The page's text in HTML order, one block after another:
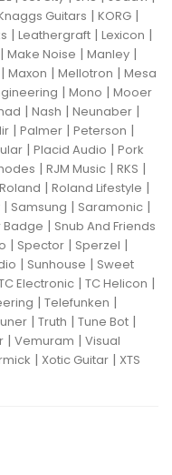
Guitars | KORG |
| Leathergraft | Lexicon |
| Make Noise | Manley |
| Maxon | Mellotron | Mesa
| Mono | Mooer
| Nash | Neunaber |
| Palmer | Peterson |
| Placid Audio | Pork
| RJM Music | RKS |
Roland | Roland Lifestyle |
| Samsung | Saramonic |
Badge | Snub And Friends
| Spector | Sperzel |
| Sunhouse | Sweet
Electronic | TC Helicon |
| Telefunken |
| Truth | Tune Bot |
| Vemuram | Visual
| Xotic Guitar | XTS